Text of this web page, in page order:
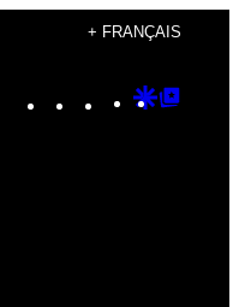
+ FRANÇAIS
Instagram
TikTok
YouTube
Google